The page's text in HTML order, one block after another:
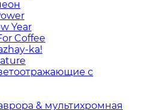
Year
Coffee
ka!
с
& мультихромная